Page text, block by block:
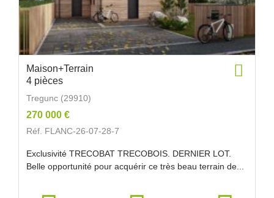
Maison+Terrain
4 pièces
Tregunc (29910)
270 000 €
Réf. FLANC-26-07-28-7
Exclusivité TRECOBAT TRECOBOIS. DERNIER LOT.
Belle opportunité pour acquérir ce très beau terrain de...